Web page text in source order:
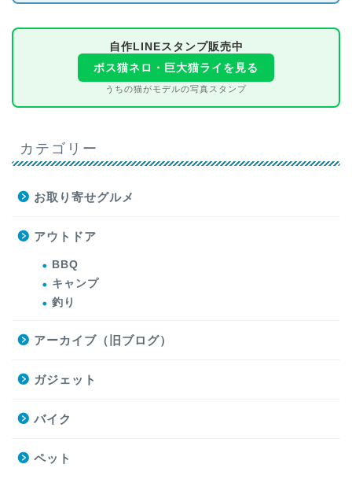
自作LINEスタンプ販売中
ボス猫ネロ・巨大猫ライを見る
うちの猫がモデルの写真スタンプ
カテゴリー
お取り寄せグルメ
アウトドア
BBQ
キャンプ
釣り
アーカイブ（旧ブログ）
ガジェット
バイク
ペット